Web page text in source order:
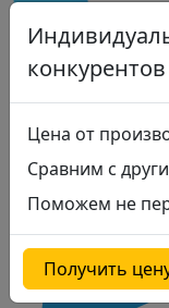
конкурентов
Цена от
Сравним с
Поможем не
Получить